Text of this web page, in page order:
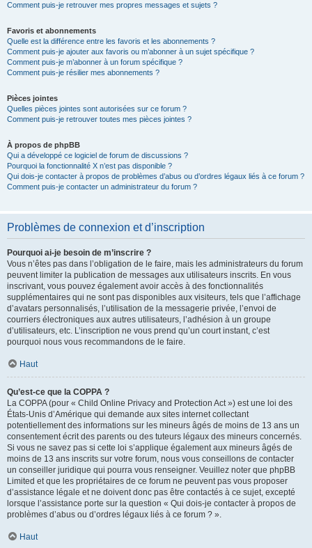
Comment puis-je retrouver mes propres messages et sujets ?
Favoris et abonnements
Quelle est la différence entre les favoris et les abonnements ?
Comment puis-je ajouter aux favoris ou m’abonner à un sujet spécifique ?
Comment puis-je m’abonner à un forum spécifique ?
Comment puis-je résilier mes abonnements ?
Pièces jointes
Quelles pièces jointes sont autorisées sur ce forum ?
Comment puis-je retrouver toutes mes pièces jointes ?
À propos de phpBB
Qui a développé ce logiciel de forum de discussions ?
Pourquoi la fonctionnalité X n’est pas disponible ?
Qui dois-je contacter à propos de problèmes d’abus ou d’ordres légaux liés à ce forum ?
Comment puis-je contacter un administrateur du forum ?
Problèmes de connexion et d’inscription
Pourquoi ai-je besoin de m’inscrire ?
Vous n’êtes pas dans l’obligation de le faire, mais les administrateurs du forum
peuvent limiter la publication de messages aux utilisateurs inscrits. En vous
inscrivant, vous pouvez également avoir accès à des fonctionnalités
supplémentaires qui ne sont pas disponibles aux visiteurs, tels que l’affichage
d’avatars personnalisés, l’utilisation de la messagerie privée, l’envoi de
courriers électroniques aux autres utilisateurs, l’adhésion à un groupe
d’utilisateurs, etc. L’inscription ne vous prend qu’un court instant, c’est
pourquoi nous vous recommandons de le faire.
Haut
Qu’est-ce que la COPPA ?
La COPPA (pour « Child Online Privacy and Protection Act ») est une loi des
États-Unis d’Amérique qui demande aux sites internet collectant
potentiellement des informations sur les mineurs âgés de moins de 13 ans un
consentement écrit des parents ou des tuteurs légaux des mineurs concernés.
Si vous ne savez pas si cette loi s’applique également aux mineurs âgés de
moins de 13 ans inscrits sur votre forum, nous vous conseillons de contacter
un conseiller juridique qui pourra vous renseigner. Veuillez noter que phpBB
Limited et que les propriétaires de ce forum ne peuvent pas vous proposer
d’assistance légale et ne doivent donc pas être contactés à ce sujet, excepté
lorsque l’assistance porte sur la question « Qui dois-je contacter à propos de
problèmes d’abus ou d’ordres légaux liés à ce forum ? ».
Haut